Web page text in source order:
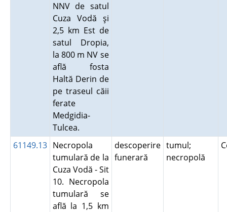
NNV de satul
Cuza Vodă şi
2,5 km Est de
satul Dropia,
la 800 m NV se
află fosta
Haltă Derin de
pe traseul căii
ferate
Medgidia-
Tulcea.
61149.13 Necropola
tumulară de la
Cuza Vodă - Sit
10. Necropola
tumulară se
află la 1,5 km
descoperire
funerară
tumul;
necropolă